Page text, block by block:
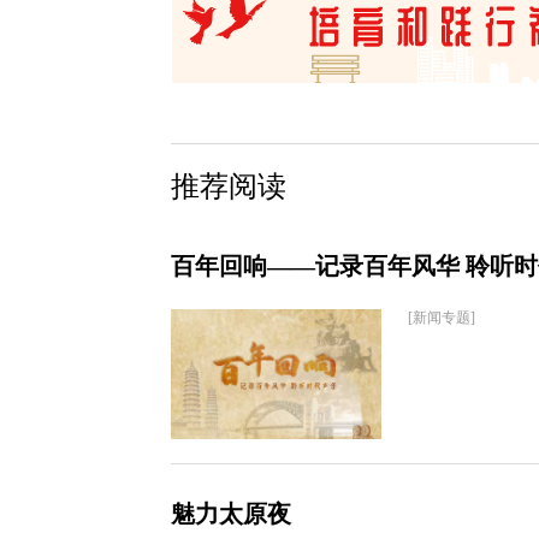
推荐阅读
百年回响——记录百年风华 聆听
[新闻专题]
魅力太原夜